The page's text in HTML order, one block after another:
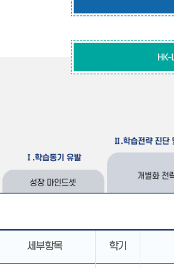
세부항목 학기